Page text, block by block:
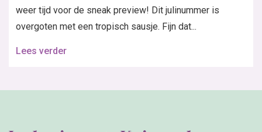
weer tijd voor de sneak preview! Dit julinummer is
overgoten met een tropisch sausje. Fijn dat...
Lees verder